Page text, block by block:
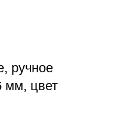
ручное
мм, цвет